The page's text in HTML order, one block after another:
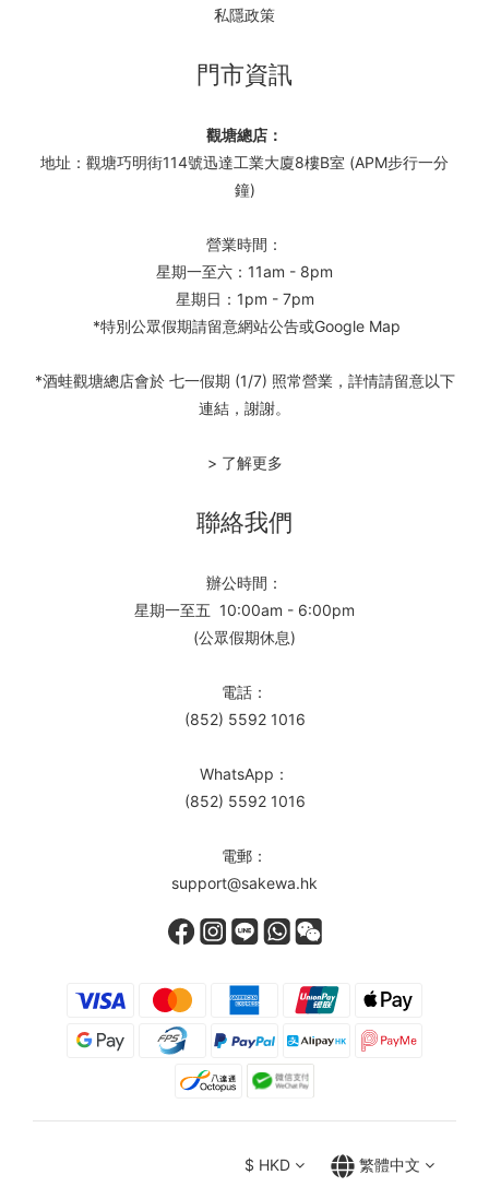
私隱政策
門市資訊
觀塘總店：
地址：觀塘巧明街114號迅達工業大廈8樓B室 (APM步行一分
鐘)
營業時間：
星期一至六：11am - 8pm
星期日：1pm - 7pm
*特別公眾假期請留意網站公告或Google Map
*酒蛙觀塘總店會於 七一假期 (1/7) 照常營業，詳情請留意以下
連結，謝謝。
> 了解更多
聯絡我們
辦公時間：
星期一至五 10:00am - 6:00pm
(公眾假期休息)
電話：
(852) 5592 1016
WhatsApp：
(852) 5592 1016
電郵：
support@sakewa.hk
$ HKD 繁體中文